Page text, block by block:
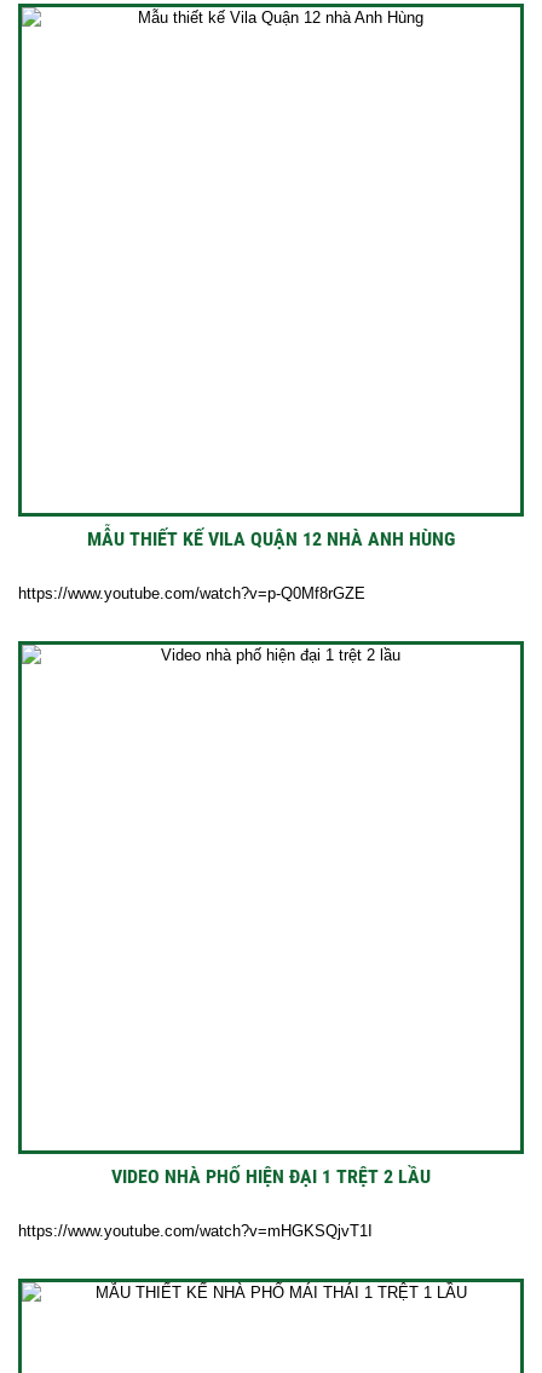
MẪU THIẾT KẾ VILA QUẬN 12 NHÀ ANH HÙNG
https://www.youtube.com/watch?v=p-Q0Mf8rGZE
VIDEO NHÀ PHỐ HIỆN ĐẠI 1 TRỆT 2 LẦU
https://www.youtube.com/watch?v=mHGKSQjvT1I